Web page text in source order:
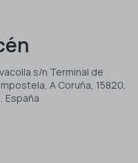
s/n Terminal de
A Coruña, 15820,
España